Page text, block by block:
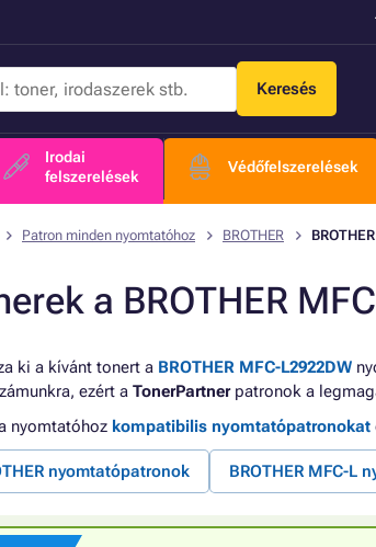
Keresés
Irodai
felszerelések
Védőfelszerelések
Patron minden nyomtatóhoz BROTHER
a BROTHER
ki a kívánt tonert a BROTHER MFC-L2922DW
ezért a TonerPartnerpatronok a
nyomtatóhoz kompatibilis nyomtatópatronokat
nyomtatópatronok BROTHER MFC-L